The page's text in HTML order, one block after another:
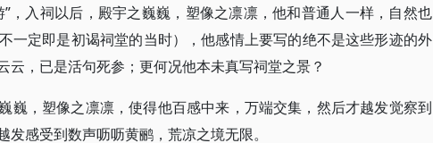
，入祠以后，殿宇之巍巍，塑像之凛凛，他和普通人一样，自然也
一定即是初谒祠堂的当时），他感情上要写的绝不是这些形迹的外
云，已是活句死参；更何况他本未真写祠堂之景？
巍，塑像之凛凛，使得他百感中来，万端交集，然后才越发觉察到
感受到数声呖呖黄鹂，荒凉之境无限。